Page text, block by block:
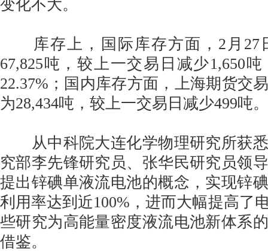
变化不大。
库存上，国际库存方面，2月27
67,825吨，较上一交易日减少1,650
22.37%；国内库存方面，上海期货交
为28,434吨，较上一交易日减少499吨。
从中科院大连化学物理研究所获悉
究部李先锋研究员、张华民研究员领
提出锌碘单液流电池的概念，实现锌
利用率达到近100%，进而大幅提高了
些研究为高能量密度液流电池新体系
借鉴。